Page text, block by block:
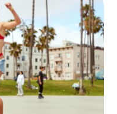
באנר
פרסומי:
בגדי
ים
אדום
משובץ
(995)